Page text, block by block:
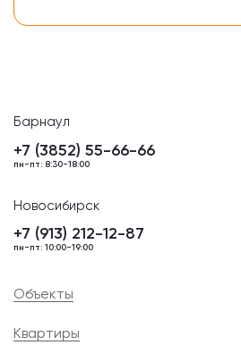
Барнаул
+7 (3852) 55-66-66
пн-пт: 8:30-18:00
Новосибирск
+7 (913) 212-12-87
пн-пт: 10:00-19:00
Объекты
Квартиры